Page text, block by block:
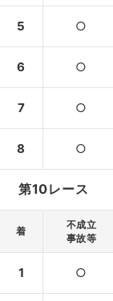
5 ○
6 ○
7 ○
8 ○
第10レース
着
不成立
事故等
1 ○